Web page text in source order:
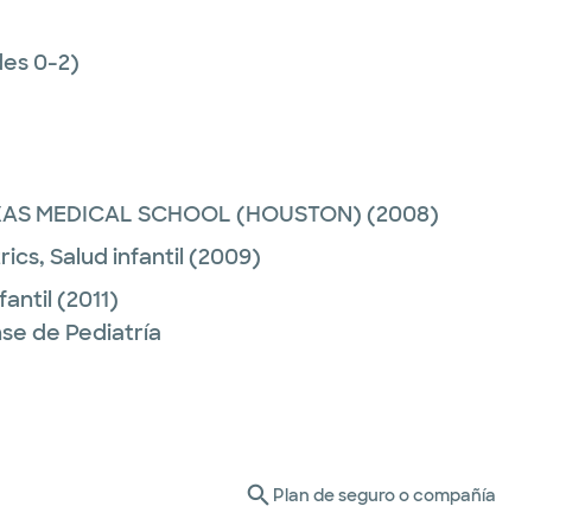
0-2)
MEDICAL SCHOOL (HOUSTON) (2008)
Salud infantil (2009)
(2011)
de Pediatría
Plan de seguro o compañía